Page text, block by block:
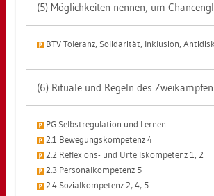
(5) Mög­lich­kei­ten nen­nen, um
BTV To­le­ranz, So­li­da­ri­tät, In­klu­si­on,
(6) Ri­tua­le und Re­geln des
PG Selbst­re­gu­la­ti­on und Ler­nen
2.1 Be­we­gungs­kom­pe­tenz 4
2.2 Re­fle­xi­ons- und Ur­teils­kom­pe­tenz 1, 2
2.3 Per­so­nal­kom­pe­tenz 5
2.4 So­zi­al­kom­pe­tenz 2, 4, 5